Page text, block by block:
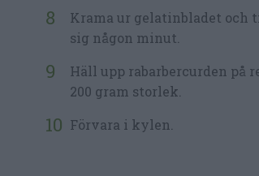
Krama ur gelatinbladet
sig någon minut.
Häll upp rabarbercurden på
200 gram storlek.
Förvara i kylen.